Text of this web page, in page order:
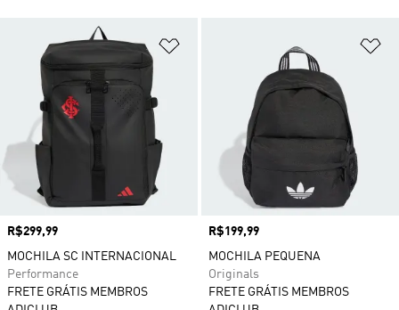
Preço
R$299,99
MOCHILA SC INTERNACIONAL
Performance
FRETE GRÁTIS MEMBROS
Preço
R$199,99
MOCHILA PEQUENA
Originals
FRETE GRÁTIS MEMBROS